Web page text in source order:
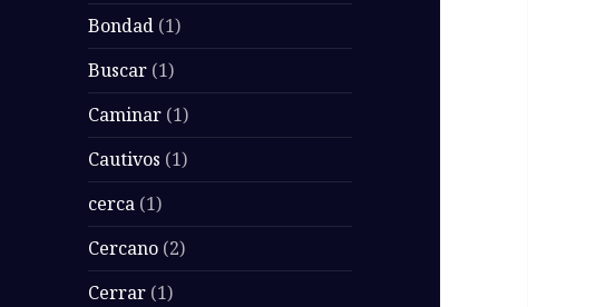
Bondad (1)
Buscar (1)
Caminar (1)
Cautivos (1)
cerca (1)
Cercano (2)
Cerrar (1)